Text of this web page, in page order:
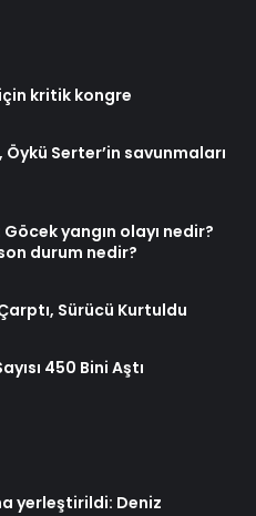
için kritik kongre
Serter’in savunmaları
yangın olayı nedir?
durum nedir?
Sürücü Kurtuldu
450 Bini Aştı
yerleştirildi: Deniz